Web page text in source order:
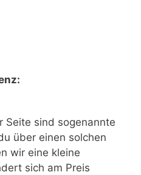
Seite sind sogenannte
über einen solchen
wir eine kleine
sich am Preis